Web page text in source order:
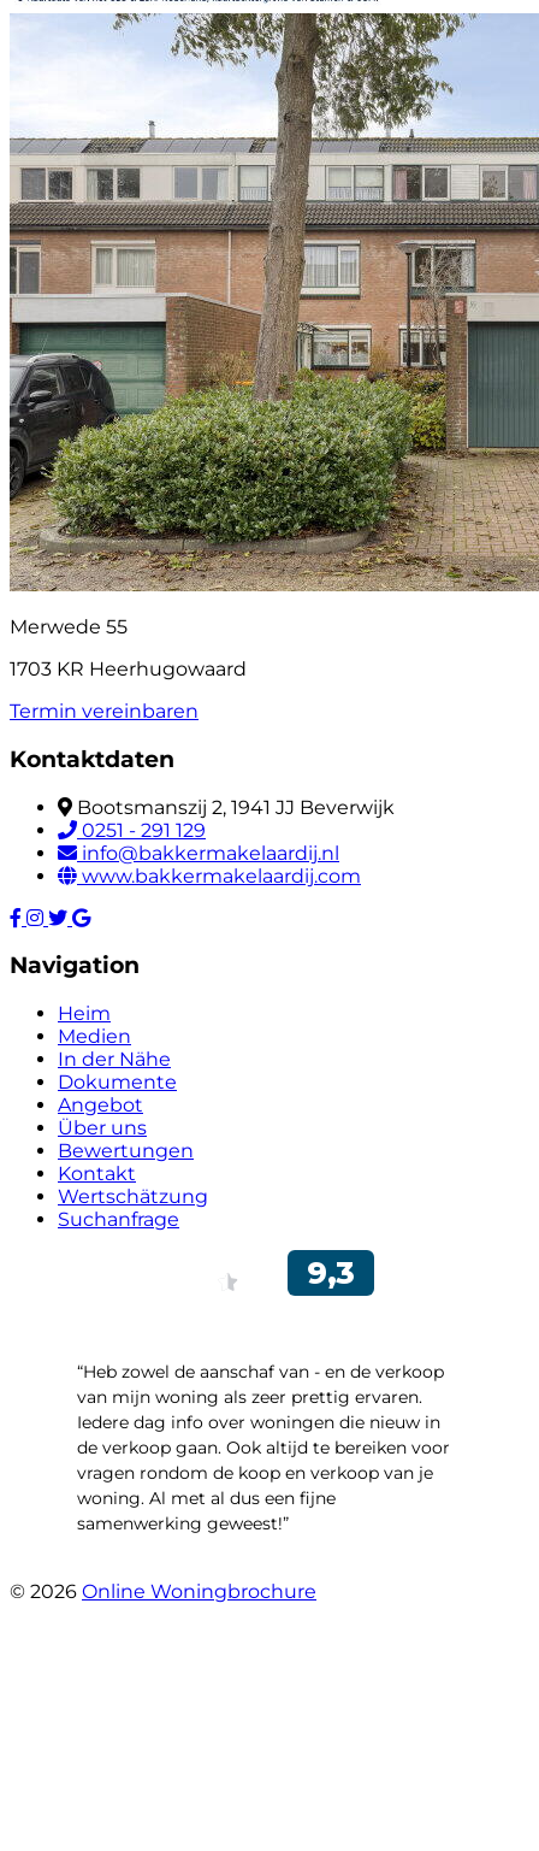
Merwede 55
1703 KR Heerhugowaard
Termin vereinbaren
Kontaktdaten
Bootsmanszij 2, 1941 JJ Beverwijk
0251 - 291 129
info@bakkermakelaardij.nl
www.bakkermakelaardij.com
Navigation
Heim
Medien
In der Nähe
Dokumente
Angebot
Über uns
Bewertungen
Kontakt
Wertschätzung
Suchanfrage
“Heb zowel de aanschaf van - en de verkoop
van mijn woning als zeer prettig ervaren.
Iedere dag info over woningen die nieuw in
de verkoop gaan. Ook altijd te bereiken voor
vragen rondom de koop en verkoop van je
woning. Al met al dus een fijne
samenwerking geweest!”
© 2026 Online Woningbrochure